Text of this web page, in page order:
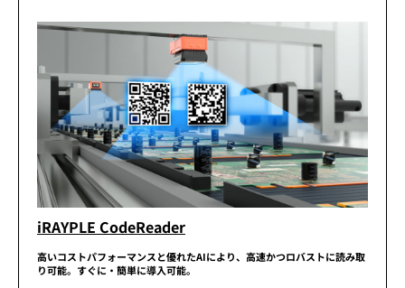
iRAYPLE CodeReader
高いコストパフォーマンスと優れたAIにより、高速かつロバストに読み取
り可能。 すぐに・簡単に導入可能。